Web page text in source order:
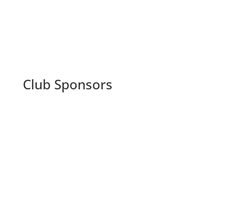
Club Sponsors